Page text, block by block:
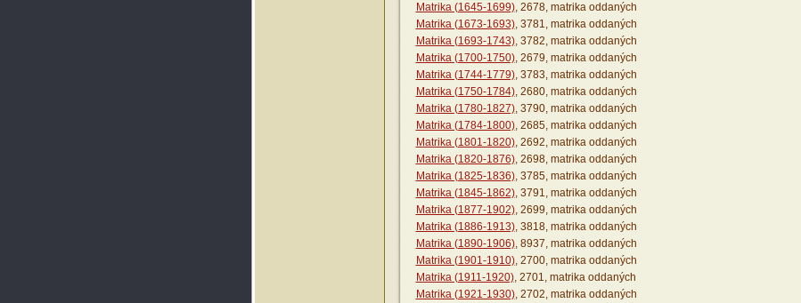
Matrika (1645-1699), 2678, matrika oddaných
Matrika (1673-1693), 3781, matrika oddaných
Matrika (1693-1743), 3782, matrika oddaných
Matrika (1700-1750), 2679, matrika oddaných
Matrika (1744-1779), 3783, matrika oddaných
Matrika (1750-1784), 2680, matrika oddaných
Matrika (1780-1827), 3790, matrika oddaných
Matrika (1784-1800), 2685, matrika oddaných
Matrika (1801-1820), 2692, matrika oddaných
Matrika (1820-1876), 2698, matrika oddaných
Matrika (1825-1836), 3785, matrika oddaných
Matrika (1845-1862), 3791, matrika oddaných
Matrika (1877-1902), 2699, matrika oddaných
Matrika (1886-1913), 3818, matrika oddaných
Matrika (1890-1906), 8937, matrika oddaných
Matrika (1901-1910), 2700, matrika oddaných
Matrika (1911-1920), 2701, matrika oddaných
Matrika (1921-1930), 2702, matrika oddaných